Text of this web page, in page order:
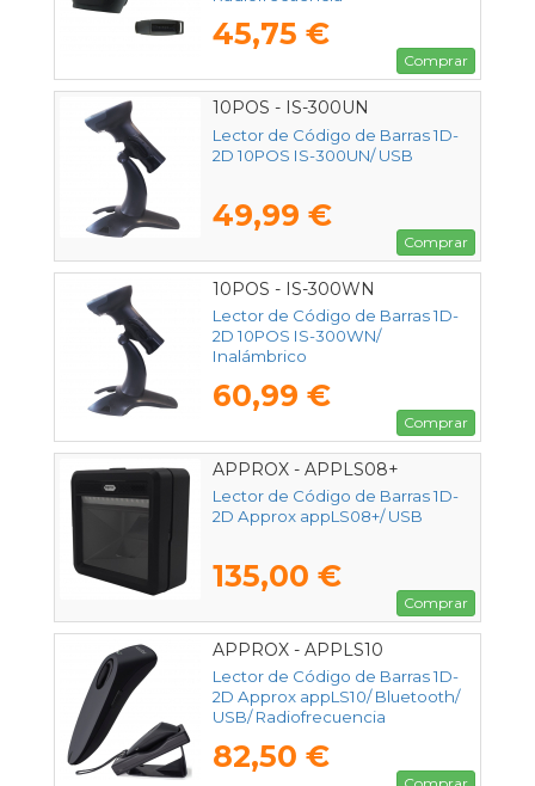
45,75 €
Comprar
10POS - IS-300UN
Lector de Código de Barras 1D-
2D 10POS IS-300UN/ USB
49,99 €
Comprar
10POS - IS-300WN
Lector de Código de Barras 1D-
2D 10POS IS-300WN/
Inalámbrico
60,99 €
Comprar
APPROX - APPLS08+
Lector de Código de Barras 1D-
2D Approx appLS08+/ USB
135,00 €
Comprar
APPROX - APPLS10
Lector de Código de Barras 1D-
2D Approx appLS10/ Bluetooth/
USB/ Radiofrecuencia
82,50 €